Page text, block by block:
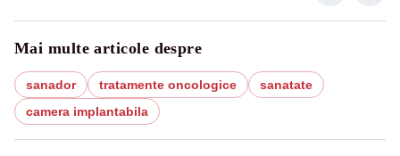
Mai multe articole despre
sanador tratamente oncologice
sanatate
camera implantabila